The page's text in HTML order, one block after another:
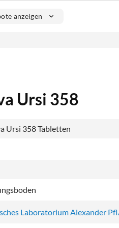
anzeigen
Ursi 358
Ursi 358 Tabletten
Laboratorium Alexander